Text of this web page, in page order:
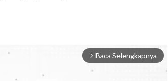
arrow_forward_ios Baca Selengkapnya